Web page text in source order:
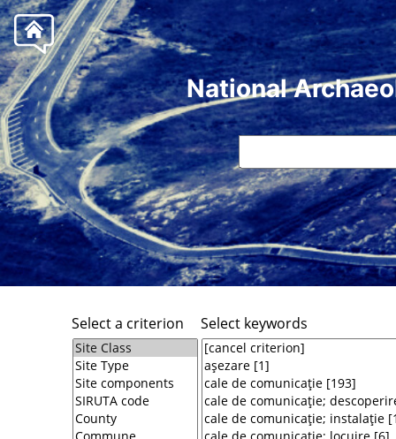
National
Select a criterion Select keywords